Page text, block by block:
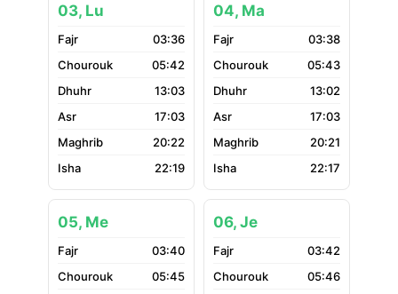
03, Lu
03:36
05:42
13:03
17:03
20:22
22:19
04, Ma
03:38
05:43
13:02
17:03
20:21
22:17
05, Me
03:40
05:45
06, Je
03:42
05:46